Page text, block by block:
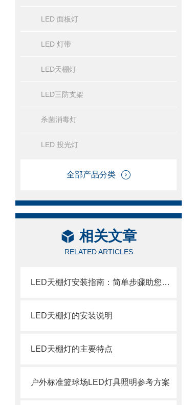
LED 面板灯
LED 灯带
LED天棚灯
LED三防支架
杀菌消毒灯
LED 投光灯
全部产品分类
相关文章
RELATED ARTICLES
LED天棚灯安装指南：简单步骤助您轻松完成
LED天棚灯的安装说明
LED天棚灯的主要特点
户外标准篮球场LED灯具照明参考方案